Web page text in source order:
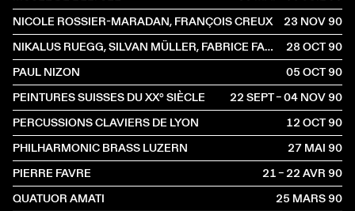
NICOLE ROSSIER-MARADAN, FRANÇOIS CREUX
23 NOV1990
NIKALUS RUEGG, SILVAN MÜLLER, FABRICE FABIOLA, ALVIN MUOTH ET YVO HAAG
28 OCT1990
PAUL NIZON
05 OCT1990
PEINTURES SUISSES DU XX° SIÈCLE
22 SEPT – 04 NOV1990
PERCUSSIONS CLAVIERS DE LYON
12 OCT1990
PHILHARMONIC BRASS LUZERN
27 MAI1990
PIERRE FAVRE
21 – 22 AVR1990
QUATUOR AMATI
25 MARS1990